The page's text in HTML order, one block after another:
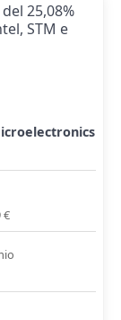
25,08%
STM e
€